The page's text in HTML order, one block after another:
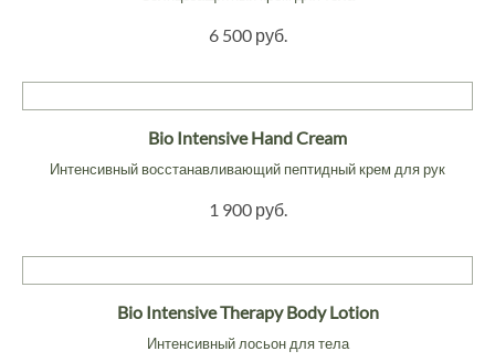
6 500 руб.
Bio Intensive Hand Cream
Интенсивный восстанавливающий пептидный крем для рук
1 900 руб.
Bio Intensive Therapy Body Lotion
Интенсивный лосьон для тела